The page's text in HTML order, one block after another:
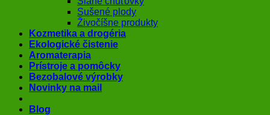
Sušené plody
Živočíšne produkty
Kozmetika a drogéria
Ekologické čistenie
Aromaterapia
Prístroje a pomôcky
Bezobalové výrobky
Novinky na mail
Blog